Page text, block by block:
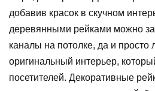
добавив красок в скучном
деревянными рейками можно
каналы на потолке, да и просто
оригинальный интерьер,
посетителей. Декоративные